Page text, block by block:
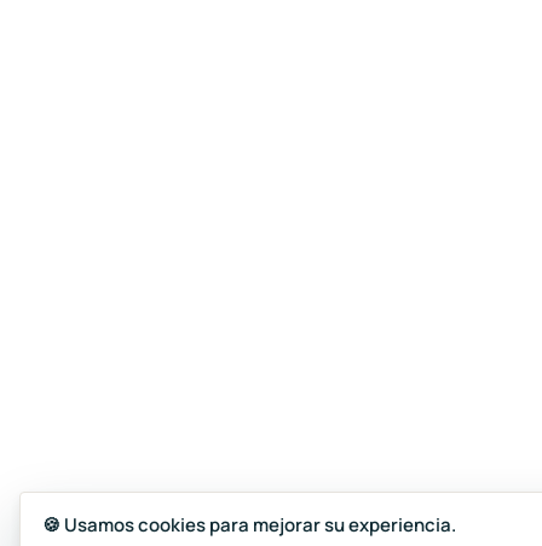
🍪 Usamos cookies para mejorar su experiencia.